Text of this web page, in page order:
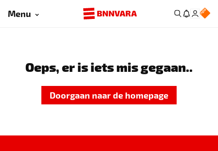
Menu
Oeps, er is iets mis gegaan..
Doorgaan naar de homepage